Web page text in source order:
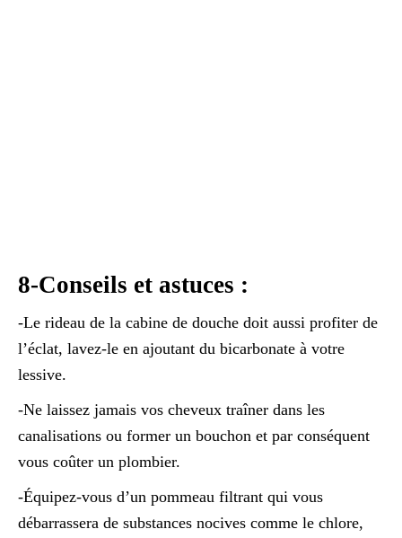
8-Conseils et astuces :
-Le rideau de la cabine de douche doit aussi profiter de
l’éclat, lavez-le en ajoutant du bicarbonate à votre
lessive.
-Ne laissez jamais vos cheveux traîner dans les
canalisations ou former un bouchon et par conséquent
vous coûter un plombier.
-Équipez-vous d’un pommeau filtrant qui vous
débarrassera de substances nocives comme le chlore,